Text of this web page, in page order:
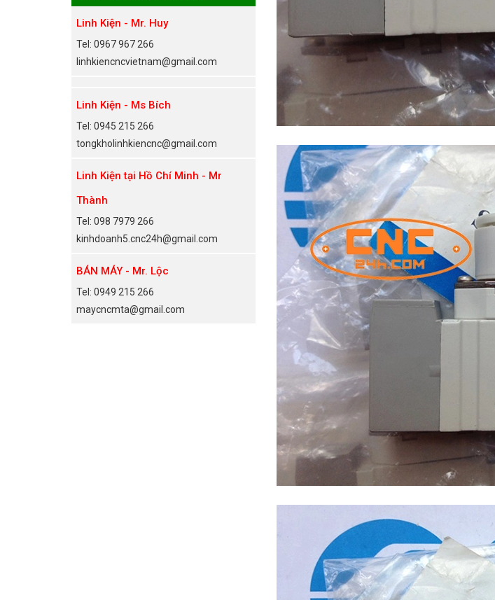
Linh Kiện - Mr. Huy
Tel: 0967 967 266
linhkiencncvietnam@gmail.com
Linh Kiện - Ms Bích
Tel: 0945 215 266
tongkholinhkiencnc@gmail.com
Linh Kiện tại Hồ Chí Minh - Mr
Thành
Tel: 098 7979 266
kinhdoanh5.cnc24h@gmail.com
BÁN MÁY - Mr. Lộc
Tel: 0949 215 266
maycncmta@gmail.com